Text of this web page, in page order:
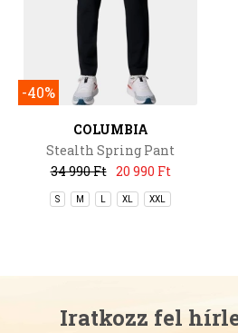
-40%
COLUMBIA
Stealth Spring Pant
34 990 Ft 20 990 Ft
S M XL XXL
Iratkozz fel